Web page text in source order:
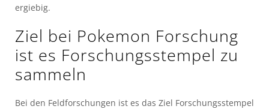
ergiebig.
Ziel bei Pokemon Forschung
ist es Forschungsstempel zu
sammeln
Bei den Feldforschungen ist es das Ziel Forschungsstempel